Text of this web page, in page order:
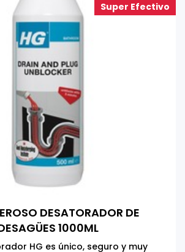
Super Efectivo
DESATORADOR DE
1000ML
HG es único, seguro y muy